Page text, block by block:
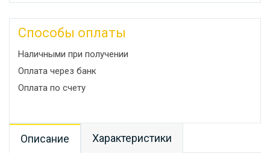
Способы оплаты
Наличными при получении
Оплата через банк
Оплата по счету
Описание Характеристики